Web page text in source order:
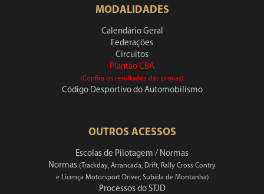
MODALIDADES
Calendário Geral
Federações
Circuitos
Plantão CBA
(Confira os resultados das provas)
Código Desportivo do Automobilismo
OUTROS ACESSOS
Escolas de Pilotagem / Normas
Normas (Trackday, Arrancada, Drift, Rally Cross Contry
e Licença Motorsport Driver, Subida de Montanha)
Processos do STJD